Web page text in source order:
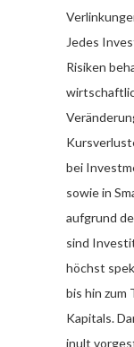
Jedes
Risiken
bei
sowie in
aufgrund
sind
höchst
bis hin
Kapitals.
inult